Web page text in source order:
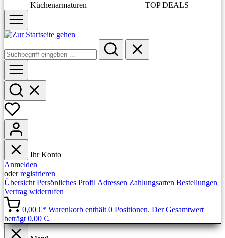
Küchenarmaturen TOP DEALS
Ihr Konto
Anmelden
oderregistrieren
Übersicht Persönliches Profil Adressen Zahlungsarten Bestellungen
Vertrag widerrufen
0,00 €* Warenkorb enthält 0 Positionen. Der Gesamtwert
beträgt 0,00 €.